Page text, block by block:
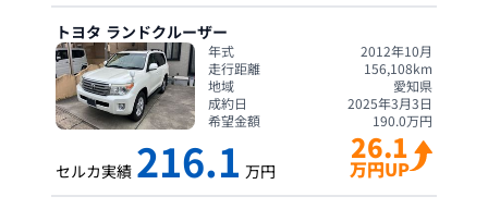
トヨタ ランドクルーザー
年式
2012年10月
走行距離
156,108km
地域
愛知県
成約日
2025年3月3日
希望金額
190.0万円
セルカ実績 216.1 万円
26.1
万円UP